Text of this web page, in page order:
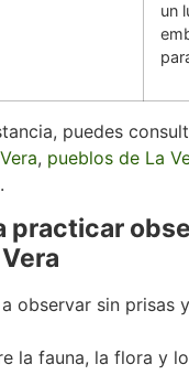
un
puedes
, pueblos de La
.
practicar
observar sin prisas
la fauna, la flora y